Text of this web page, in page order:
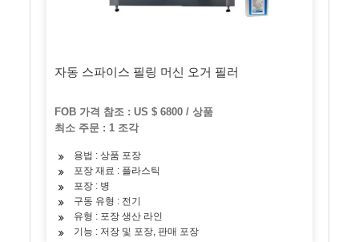
자동 스파이스 필링 머신 오거 필러
FOB 가격 참조 : US $ 6800 / 상품
최소 주문 : 1 조각
용법 : 상품 포장
포장 재료 : 플라스틱
포장 : 병
구동 유형 : 전기
유형 : 포장 생산 라인
기능 : 저장 및 포장, 판매 포장